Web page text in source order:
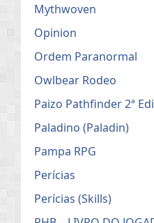
Mythwoven
Opinion
Ordem Paranormal
Owlbear Rodeo
Paizo Pathfinder 2ª
Paladino (Paladin)
Pampa RPG
Perícias
Perícias (Skills)